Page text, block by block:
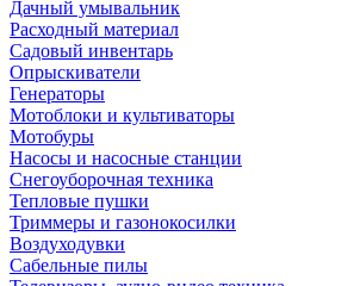
Дачный умывальник
Расходный материал
Садовый инвентарь
Опрыскиватели
Генераторы
Мотоблоки и культиваторы
Мотобуры
Насосы и насосные станции
Снегоуборочная техника
Тепловые пушки
Триммеры и газонокосилки
Воздуходувки
Сабельные пилы